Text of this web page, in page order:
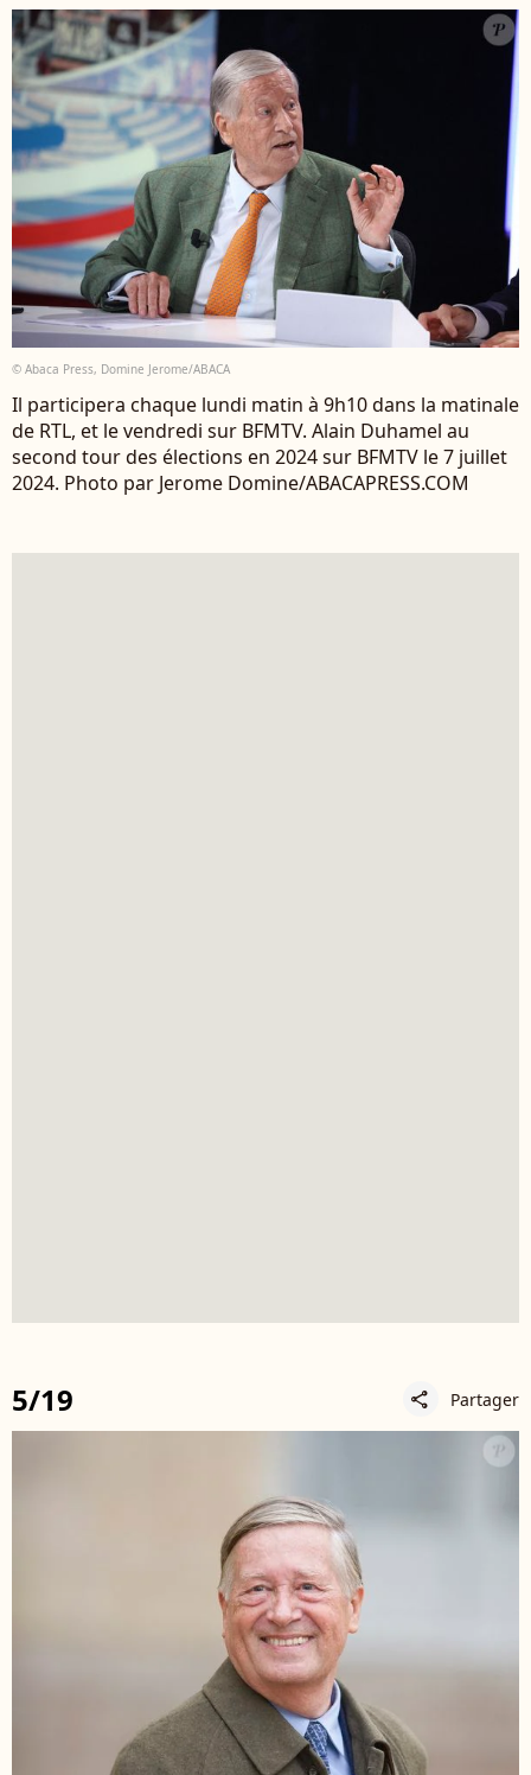
© Abaca Press, Domine Jerome/ABACA
Il participera chaque lundi matin à 9h10 dans la matinale
de RTL, et le vendredi sur BFMTV. Alain Duhamel au
second tour des élections en 2024 sur BFMTV le 7 juillet
2024. Photo par Jerome Domine/ABACAPRESS.COM
5/19 share Partager